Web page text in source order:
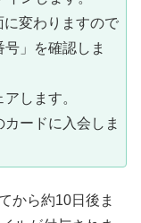
変わりますので
号」を確認しま
します。
ードに入会しま
から約10日後ま